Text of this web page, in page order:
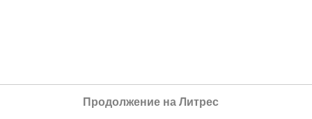
Продолжение на Литрес